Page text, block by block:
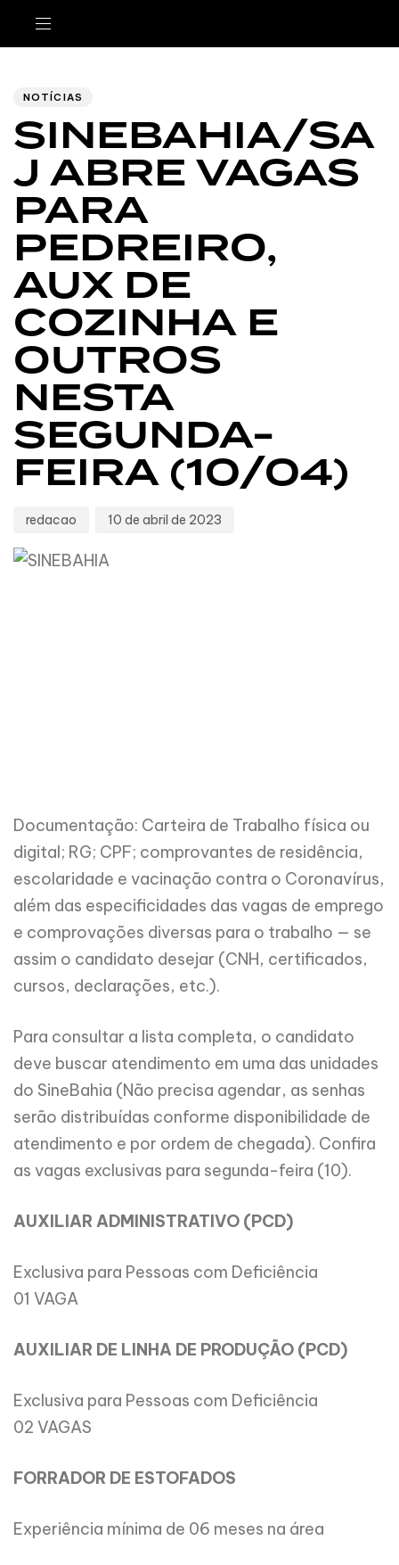
NOTÍCIAS
SINEBAHIA/SA
J ABRE VAGAS
PARA
PEDREIRO,
AUX DE
COZINHA E
OUTROS
NESTA
SEGUNDA-
FEIRA (10/04)
redacao 10 de abril de 2023
Documentação: Carteira de Trabalho física ou
digital; RG; CPF; comprovantes de residência,
escolaridade e vacinação contra o Coronavírus,
além das especificidades das vagas de emprego
e comprovações diversas para o trabalho — se
assim o candidato desejar (CNH, certificados,
cursos, declarações, etc.).
Para consultar a lista completa, o candidato
deve buscar atendimento em uma das unidades
do SineBahia (Não precisa agendar, as senhas
serão distribuídas conforme disponibilidade de
atendimento e por ordem de chegada). Confira
as vagas exclusivas para segunda-feira (10).
AUXILIAR ADMINISTRATIVO (PCD)
Exclusiva para Pessoas com Deficiência
01 VAGA
AUXILIAR DE LINHA DE PRODUÇÃO (PCD)
Exclusiva para Pessoas com Deficiência
02 VAGAS
FORRADOR DE ESTOFADOS
Experiência mínima de 06 meses na área